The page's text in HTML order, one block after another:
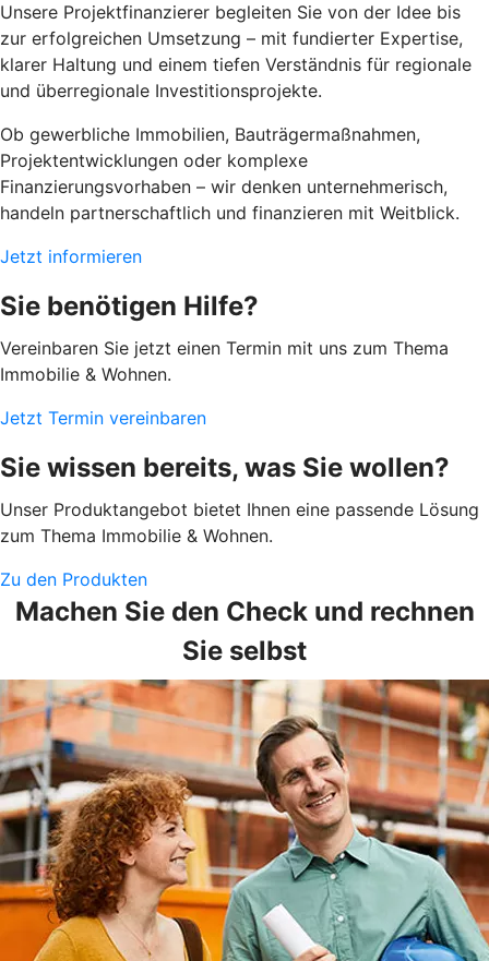
Unsere Projektfinanzierer begleiten Sie von der Idee bis
zur erfolgreichen Umsetzung – mit fundierter Expertise,
klarer Haltung und einem tiefen Verständnis für regionale
und überregionale Investitionsprojekte.
Ob gewerbliche Immobilien, Bauträgermaßnahmen,
Projektentwicklungen oder komplexe
Finanzierungsvorhaben – wir denken unternehmerisch,
handeln partnerschaftlich und finanzieren mit Weitblick.
Jetzt informieren
Sie benötigen Hilfe?
Vereinbaren Sie jetzt einen Termin mit uns zum Thema
Immobilie & Wohnen.
Jetzt Termin vereinbaren
Sie wissen bereits, was Sie wollen?
Unser Produktangebot bietet Ihnen eine passende Lösung
zum Thema Immobilie & Wohnen.
Zu den Produkten
Machen Sie den Check und rechnen
Sie selbst